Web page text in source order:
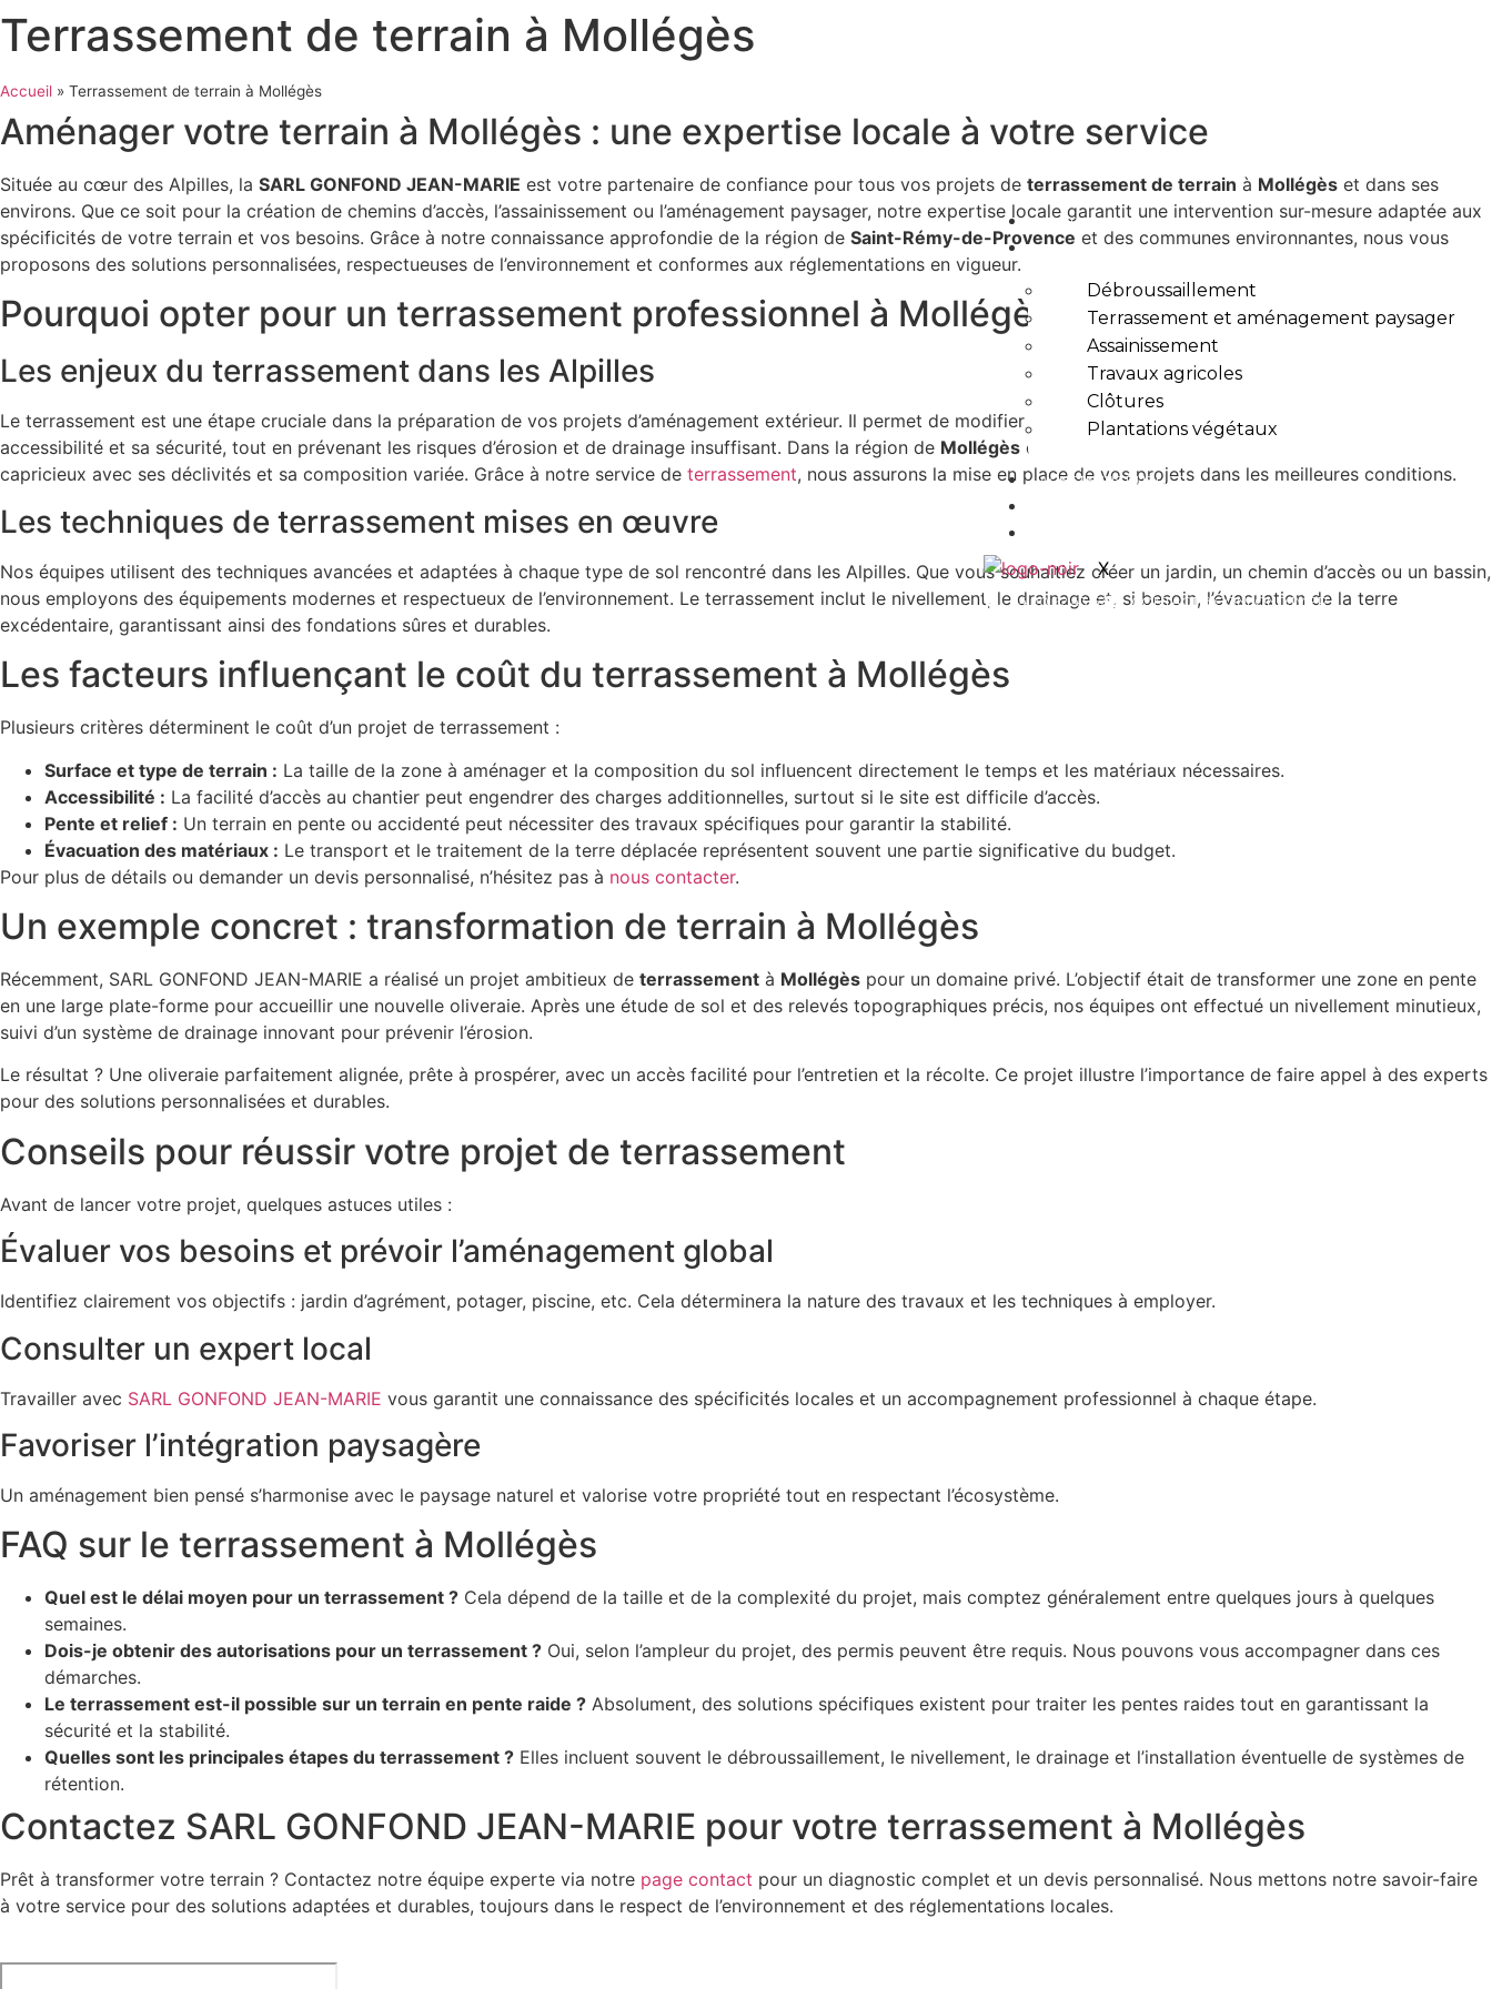
L’ENTREPRISE
PRESTATIONS
Débroussaillement
Terrassement et aménagement paysager
Assainissement
Travaux agricoles
Clôtures
Plantations végétaux
ACHETEURS PUBLICS
X
04 90 92 43 67 CONTACT@GONFONDJM.FR
Terrassement de terrain à Mollégès
Accueil » Terrassement de terrain à Mollégès
Aménager votre terrain à Mollégès : une expertise locale à votre service
Située au cœur des Alpilles, la SARL GONFOND JEAN-MARIE est votre partenaire de confiance pour tous vos projets de terrassement de terrain à Mollégès et dans ses
environs. Que ce soit pour la création de chemins d’accès, l’assainissement ou l’aménagement paysager, notre expertise locale garantit une intervention sur-mesure adaptée aux
spécificités de votre terrain et vos besoins. Grâce à notre connaissance approfondie de la région de Saint-Rémy-de-Provence et des communes environnantes, nous vous
proposons des solutions personnalisées, respectueuses de l’environnement et conformes aux réglementations en vigueur.
Pourquoi opter pour un terrassement professionnel à Mollégès ?
Les enjeux du terrassement dans les Alpilles
Le terrassement est une étape cruciale dans la préparation de vos projets d’aménagement extérieur. Il permet de modifier la structure de votre terrain pour améliorer son
accessibilité et sa sécurité, tout en prévenant les risques d’érosion et de drainage insuffisant. Dans la région de Mollégès et des Alpilles, le sol peut être particulièrement
capricieux avec ses déclivités et sa composition variée. Grâce à notre service de terrassement, nous assurons la mise en place de vos projets dans les meilleures conditions.
Les techniques de terrassement mises en œuvre
Nos équipes utilisent des techniques avancées et adaptées à chaque type de sol rencontré dans les Alpilles. Que vous souhaitiez créer un jardin, un chemin d’accès ou un bassin,
nous employons des équipements modernes et respectueux de l’environnement. Le terrassement inclut le nivellement, le drainage et, si besoin, l’évacuation de la terre
excédentaire, garantissant ainsi des fondations sûres et durables.
Les facteurs influençant le coût du terrassement à Mollégès
Plusieurs critères déterminent le coût d’un projet de terrassement :
Surface et type de terrain : La taille de la zone à aménager et la composition du sol influencent directement le temps et les matériaux nécessaires.
Accessibilité : La facilité d’accès au chantier peut engendrer des charges additionnelles, surtout si le site est difficile d’accès.
Pente et relief : Un terrain en pente ou accidenté peut nécessiter des travaux spécifiques pour garantir la stabilité.
Évacuation des matériaux : Le transport et le traitement de la terre déplacée représentent souvent une partie significative du budget.
Pour plus de détails ou demander un devis personnalisé, n’hésitez pas à nous contacter.
Un exemple concret : transformation de terrain à Mollégès
Récemment, SARL GONFOND JEAN-MARIE a réalisé un projet ambitieux de terrassement à Mollégès pour un domaine privé. L’objectif était de transformer une zone en pente
en une large plate-forme pour accueillir une nouvelle oliveraie. Après une étude de sol et des relevés topographiques précis, nos équipes ont effectué un nivellement minutieux,
suivi d’un système de drainage innovant pour prévenir l’érosion.
Le résultat ? Une oliveraie parfaitement alignée, prête à prospérer, avec un accès facilité pour l’entretien et la récolte. Ce projet illustre l’importance de faire appel à des experts
pour des solutions personnalisées et durables.
Conseils pour réussir votre projet de terrassement
Avant de lancer votre projet, quelques astuces utiles :
Évaluer vos besoins et prévoir l’aménagement global
Identifiez clairement vos objectifs : jardin d’agrément, potager, piscine, etc. Cela déterminera la nature des travaux et les techniques à employer.
Consulter un expert local
Travailler avec SARL GONFOND JEAN-MARIE vous garantit une connaissance des spécificités locales et un accompagnement professionnel à chaque étape.
Favoriser l’intégration paysagère
Un aménagement bien pensé s’harmonise avec le paysage naturel et valorise votre propriété tout en respectant l’écosystème.
FAQ sur le terrassement à Mollégès
Quel est le délai moyen pour un terrassement ? Cela dépend de la taille et de la complexité du projet, mais comptez généralement entre quelques jours à quelques
semaines.
Dois-je obtenir des autorisations pour un terrassement ? Oui, selon l’ampleur du projet, des permis peuvent être requis. Nous pouvons vous accompagner dans ces
démarches.
Le terrassement est-il possible sur un terrain en pente raide ? Absolument, des solutions spécifiques existent pour traiter les pentes raides tout en garantissant la
sécurité et la stabilité.
Quelles sont les principales étapes du terrassement ? Elles incluent souvent le débroussaillement, le nivellement, le drainage et l’installation éventuelle de systèmes de
rétention.
Contactez SARL GONFOND JEAN-MARIE pour votre terrassement à Mollégès
Prêt à transformer votre terrain ? Contactez notre équipe experte via notre page contact pour un diagnostic complet et un devis personnalisé. Nous mettons notre savoir-faire
à votre service pour des solutions adaptées et durables, toujours dans le respect de l’environnement et des réglementations locales.